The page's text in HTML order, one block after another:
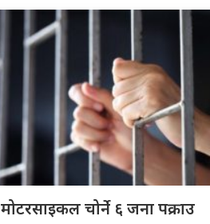
मोटरसाइकल चोर्ने ६ जना पक्राउ